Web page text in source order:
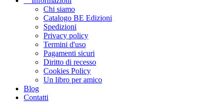
Chi siamo
Catalogo BE Edizioni
Spedizioni
Privacy policy
Termini d'uso
Pagamenti sicuri
Diritto di recesso
Cookies Policy
Un libro per amico
Blog
Contatti